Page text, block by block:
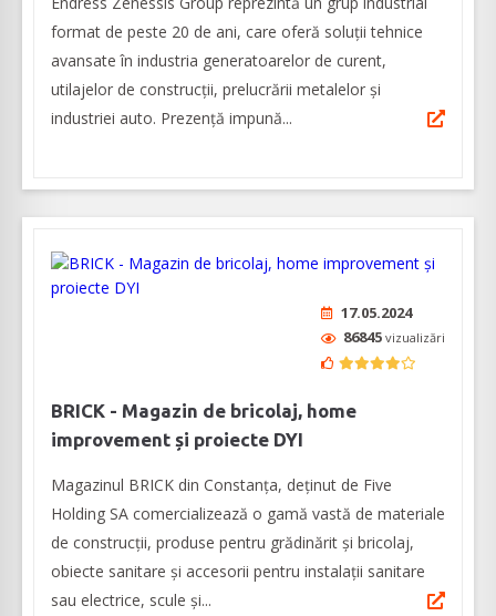
format de peste 20 de ani, care oferă soluții tehnice
avansate în industria generatoarelor de curent,
utilajelor de construcții, prelucrării metalelor și
industriei auto. Prezență impună...
17.05.2024
86845 vizualizări
BRICK - Magazin de bricolaj, home
improvement și proiecte DYI
Magazinul BRICK din Constanța, deținut de Five
Holding SA comercializează o gamă vastă de materiale
de construcții, produse pentru grădinărit și bricolaj,
obiecte sanitare și accesorii pentru instalații sanitare
sau electrice, scule și...